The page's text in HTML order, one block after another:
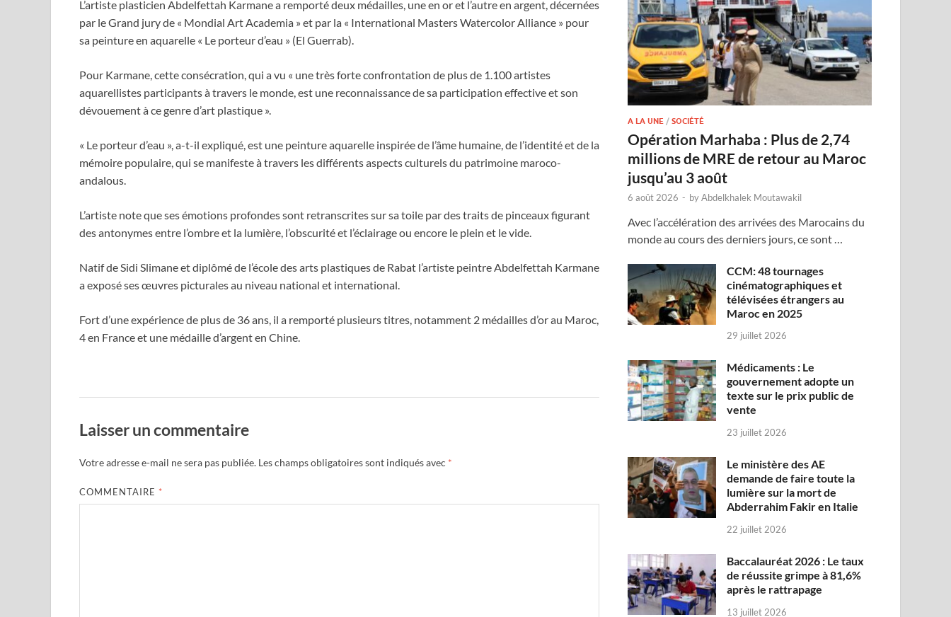
L’artiste plasticien Abdelfettah Karmane a remporté deux médailles, une en or et l’autre en argent, décernées
par le Grand jury de « Mondial Art Academia » et par la « International Masters Watercolor Alliance » pour
sa peinture en aquarelle « Le porteur d’eau » (El Guerrab).
Pour Karmane, cette consécration, qui a vu « une très forte confrontation de plus de 1.100 artistes
aquarellistes participants à travers le monde, est une reconnaissance de sa participation effective et son
dévouement à ce genre d’art plastique ».
« Le porteur d’eau », a-t-il expliqué, est une peinture aquarelle inspirée de l’âme humaine, de l’identité et de la
mémoire populaire, qui se manifeste à travers les différents aspects culturels du patrimoine maroco-
andalous.
L’artiste note que ses émotions profondes sont retranscrites sur sa toile par des traits de pinceaux figurant
des antonymes entre l’ombre et la lumière, l’obscurité et l’éclairage ou encore le plein et le vide.
Natif de Sidi Slimane et diplômé de l’école des arts plastiques de Rabat l’artiste peintre Abdelfettah Karmane
a exposé ses œuvres picturales au niveau national et international.
Fort d’une expérience de plus de 36 ans, il a remporté plusieurs titres, notamment 2 médailles d’or au Maroc,
4 en France et une médaille d’argent en Chine.
Laisser un commentaire
Votre adresse e-mail ne sera pas publiée. Les champs obligatoires sont indiqués avec *
COMMENTAIRE *
A LA UNE /SOCIÉTÉ
Opération Marhaba : Plus de 2,74
millions de MRE de retour au Maroc
jusqu’au 3 août
6 août 2026 - byAbdelkhalek Moutawakil
Avec l’accélération des arrivées des Marocains du
monde au cours des derniers jours, ce sont …
CCM: 48 tournages
cinématographiques et
télévisées étrangers au
Maroc en 2025
29 juillet 2026
Médicaments : Le
gouvernement adopte un
texte sur le prix public de
vente
23 juillet 2026
Le ministère des AE
demande de faire toute la
lumière sur la mort de
Abderrahim Fakir en Italie
22 juillet 2026
Baccalauréat 2026 : Le taux
de réussite grimpe à 81,6%
après le rattrapage
13 juillet 2026